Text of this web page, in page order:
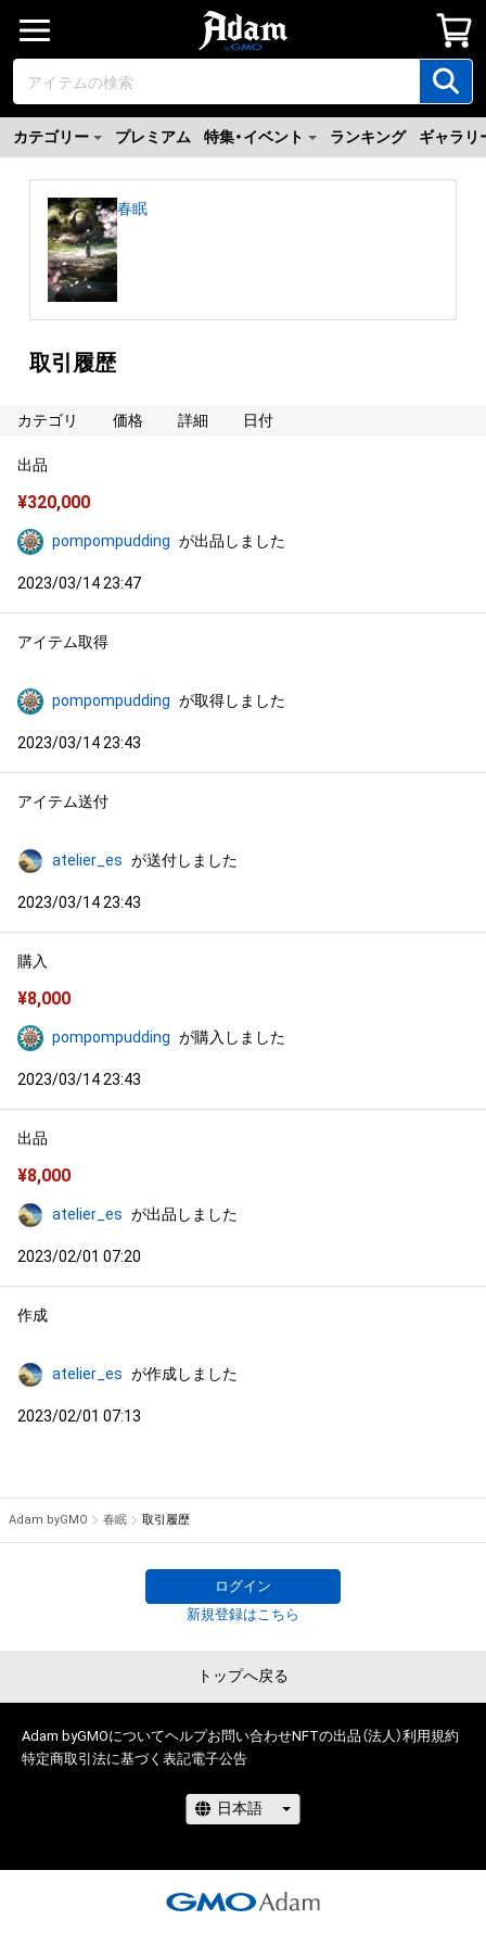
カテゴリー プレミアム 特集・イベント ランキング ギャラリ
春眠
取引履歴
カテゴリ 価格 詳細 日付
出品
¥320,000
pompompudding が出品しました
2023/03/14 23:47
アイテム取得
pompompudding が取得しました
2023/03/14 23:43
アイテム送付
atelier_es が送付しました
2023/03/14 23:43
購入
¥8,000
pompompudding が購入しました
2023/03/14 23:43
出品
¥8,000
atelier_es が出品しました
2023/02/01 07:20
作成
atelier_es が作成しました
2023/02/01 07:13
Adam byGMO 春眠 取引履歴
ログイン
新規登録はこちら
トップへ戻る
Adam byGMOについてヘルプお問い合わせNFTの出品（法人）利用規約
特定商取引法に基づく表記電子公告